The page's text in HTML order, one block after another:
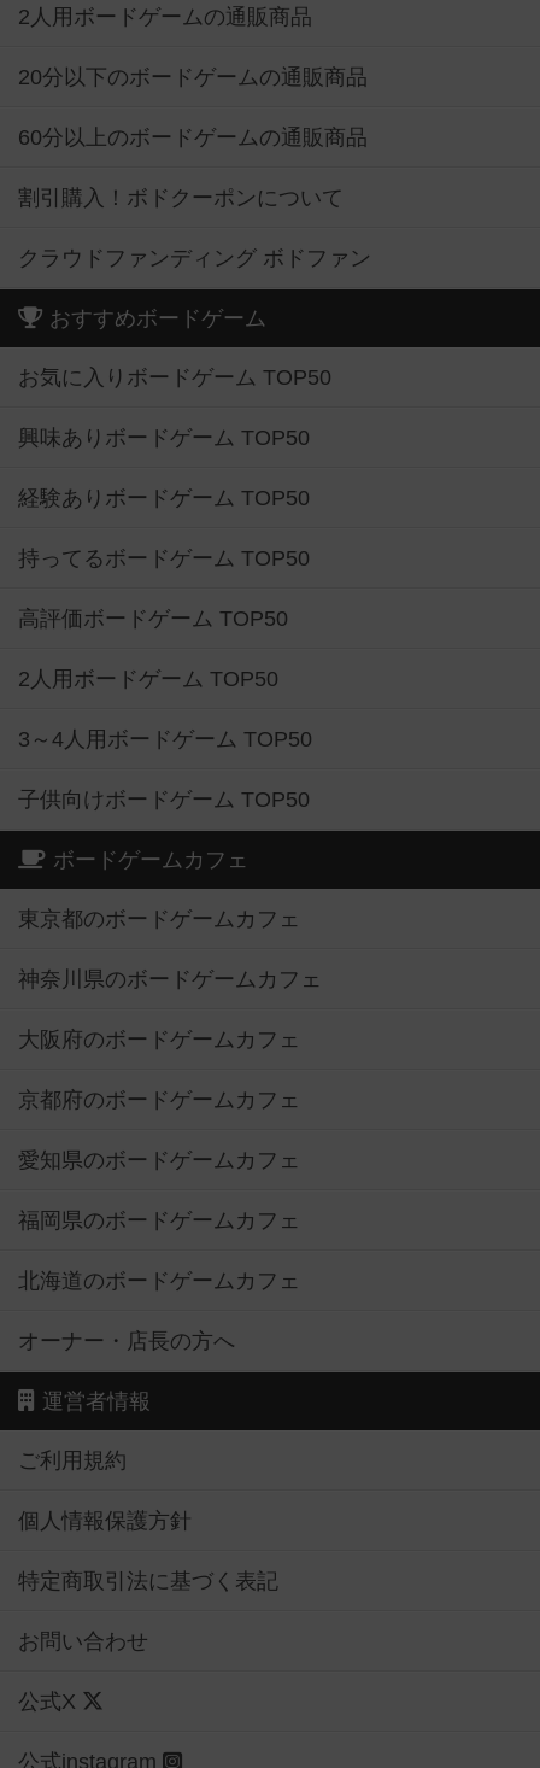
2人用ボードゲームの通販商品
20分以下のボードゲームの通販商品
60分以上のボードゲームの通販商品
割引購入！ボドクーポンについて
クラウドファンディング ボドファン
おすすめボードゲーム
お気に入りボードゲーム TOP50
興味ありボードゲーム TOP50
経験ありボードゲーム TOP50
持ってるボードゲーム TOP50
高評価ボードゲーム TOP50
2人用ボードゲーム TOP50
3～4人用ボードゲーム TOP50
子供向けボードゲーム TOP50
ボードゲームカフェ
東京都のボードゲームカフェ
神奈川県のボードゲームカフェ
大阪府のボードゲームカフェ
京都府のボードゲームカフェ
愛知県のボードゲームカフェ
福岡県のボードゲームカフェ
北海道のボードゲームカフェ
オーナー・店長の方へ
運営者情報
ご利用規約
個人情報保護方針
特定商取引法に基づく表記
お問い合わせ
公式X
公式instagram